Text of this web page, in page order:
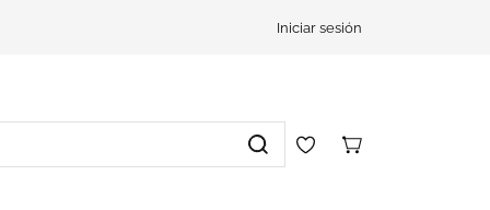
Iniciar sesión